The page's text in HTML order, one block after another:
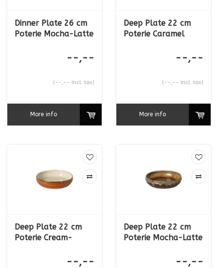
Dinner Plate 26 cm
Poterie Mocha-Latte
--,--
(--,-- Incl. tax)
More info
Deep Plate 22 cm
Poterie Caramel
--,--
(--,-- Incl. tax)
More info
Deep Plate 22 cm
Poterie Cream-
--,--
Deep Plate 22 cm
Poterie Mocha-Latte
--,--